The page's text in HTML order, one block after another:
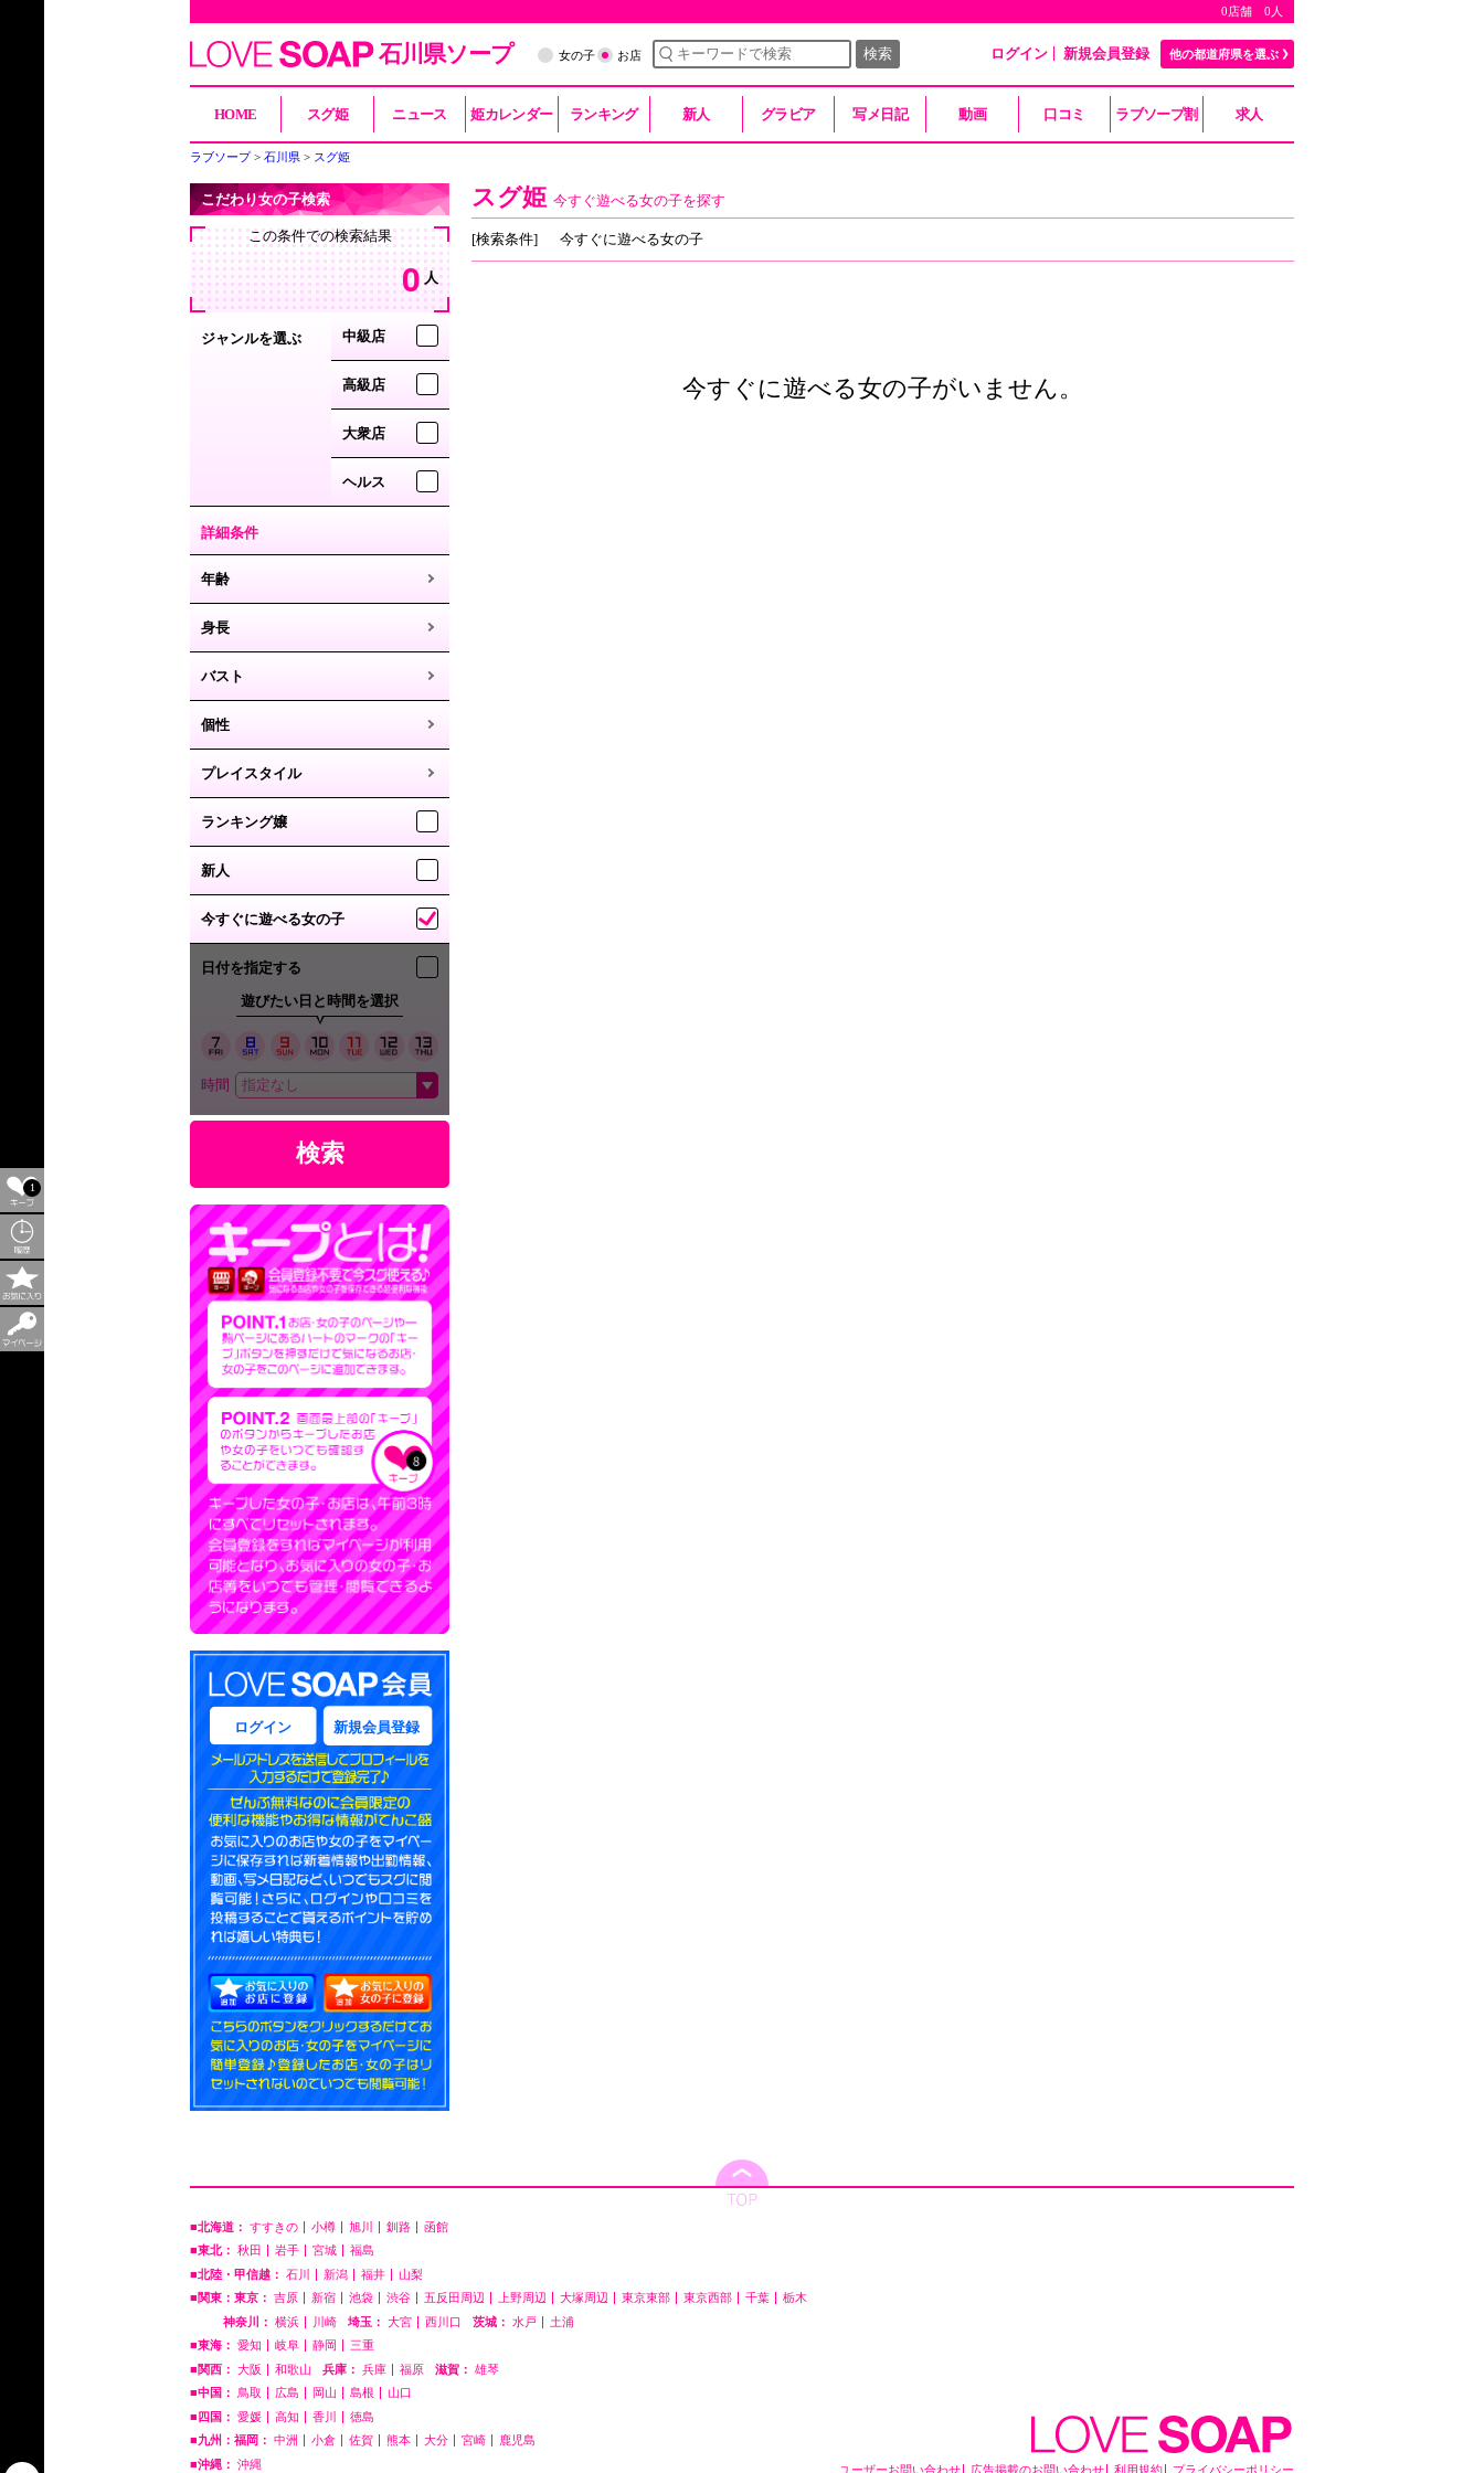
1
0店舗 0人
石川県ソープ 女の子 お店 検索 ログイン 新規会員登録 他の都道府県を選ぶ
HOME スグ姫 ニュース 姫カレンダー ランキング 新人 グラビア 写メ日記 動画 口コミ ラブソープ割 求人
ラブソープ 石川県 スグ姫
こだわり女の子検索
この条件での検索結果
0 人
ジャンルを選ぶ 中級店
高級店
大衆店
ヘルス
詳細条件
年齢
身長
バスト
個性
プレイスタイル
ランキング嬢
新人
今すぐに遊べる女の子
日付を指定する
遊びたい日と時間を選択
時間
検索
ログイン 新規会員登録
スグ姫 今すぐ遊べる女の子を探す
[検索条件] 今すぐに遊べる女の子
今すぐに遊べる女の子がいません。
■北海道： すすきの 小樽 旭川 釧路
函館
■東北： 秋田 岩手 宮城
福島
■北陸・甲信越： 石川 新潟 福井
山梨
■関東：東京： 吉原 新宿 池袋 渋谷 五反田周辺 上野周辺 大塚周辺 東京東部 東京西部 千葉
栃木
神奈川： 横浜 川崎 埼玉： 大宮 西川口 茨城： 水戸
土浦
■東海： 愛知 岐阜 静岡
三重
■関西： 大阪 和歌山 兵庫： 兵庫 福原 滋賀： 雄琴
■中国：
鳥取 広島 岡山 島根
山口
■四国： 愛媛 高知 香川
徳島
■九州：福岡： 中洲 小倉 佐賀 熊本 大分 宮崎
鹿児島
■沖縄： 沖縄 ユーザーお問い合わせ 広告掲載のお問い合わせ 利用規約 プライバシーポリシー